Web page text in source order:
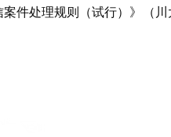
件处理规则（试行）》（